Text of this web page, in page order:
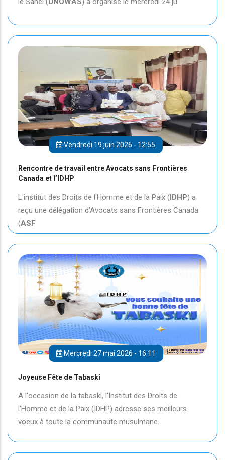
Vendredi 19 juin 2026 - 12:55
Rencontre de travail entre Avocats sans Frontières
Canada et l’IDHP
L'institut des Droits de l'Homme et de la Paix (IDHP) a
reçu une délégation d'Avocats sans Frontières Canada
(ASF
Mercredi 27 mai 2026 - 16:11
Joyeuse Fête de Tabaski
A l'occasion de la tabaski, l'Institut des Droits de
l'Homme et de la Paix (IDHP) adresse ses meilleurs
voeux à toute la communaute musulmane.